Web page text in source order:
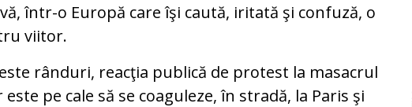
într-o Europă care îşi caută, iritată şi confuză, o
viitor.
rânduri, reacţia publică de protest la masacrul
pe cale să se coaguleze, în stradă, la Paris şi